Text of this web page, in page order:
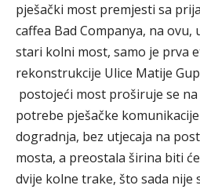
pješački most premjesti sa
caffea Bad Companya, na
stari kolni most, samo je prva
rekonstrukcije Ulice Matije
postojeći most proširuje se
potrebe pješačke
dogradnja, bez utjecaja na
mosta, a preostala širina biti
dvije kolne trake, što sada nije